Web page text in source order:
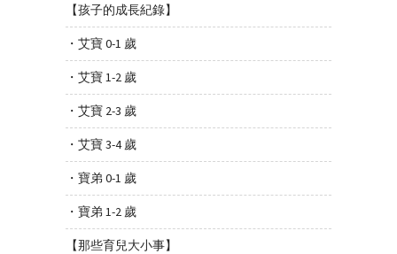
【孩子的成長紀錄】
・艾寶 0-1 歲
・艾寶 1-2 歲
・艾寶 2-3 歲
・艾寶 3-4 歲
・寶弟 0-1 歲
・寶弟 1-2 歲
【那些育兒大小事】